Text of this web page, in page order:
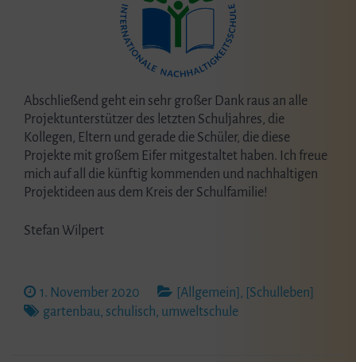
Abschließend geht ein sehr großer Dank raus an alle
Projektunterstützer des letzten Schuljahres, die
Kollegen, Eltern und gerade die Schüler, die diese
Projekte mit großem Eifer mitgestaltet haben. Ich freue
mich auf all die künftig kommenden und nachhaltigen
Projektideen aus dem Kreis der Schulfamilie!
Stefan Wilpert
1. November 2020 [Allgemein] , [Schulleben]
gartenbau, schulisch, umweltschule